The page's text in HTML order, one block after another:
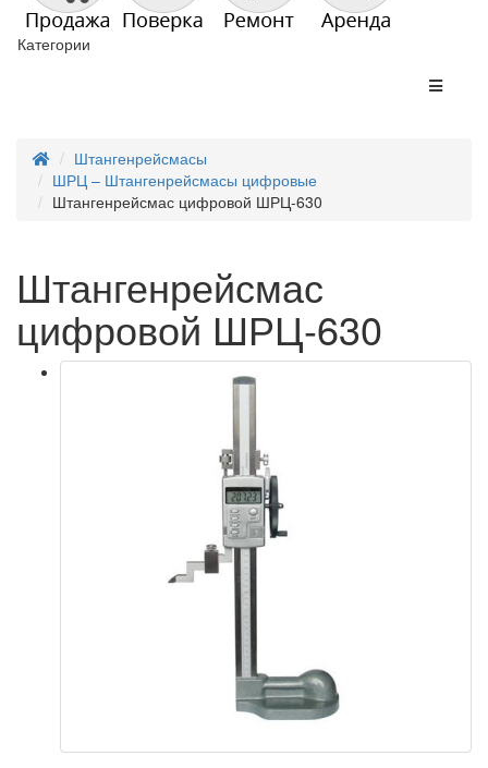
Категории
Штангенрейсмасы
ШРЦ – Штангенрейсмасы цифровые
Штангенрейсмас цифровой ШРЦ-630
Штангенрейсмас
цифровой ШРЦ-630